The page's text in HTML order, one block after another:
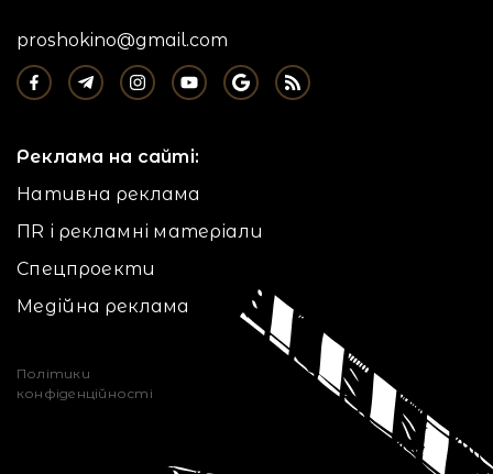
proshokino@gmail.com
Реклама на сайті:
Нативна реклама
ПR і рекламні матеріали
Спецпроекти
Медійна реклама
Політики
конфіденційності